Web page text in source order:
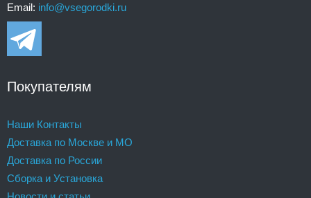
Email: info@vsegorodki.ru
Покупателям
Наши Контакты
Доставка по Москве и МО
Доставка по России
Сборка и Установка